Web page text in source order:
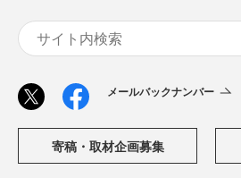
メールバックナンバー
寄稿・取材企画募集